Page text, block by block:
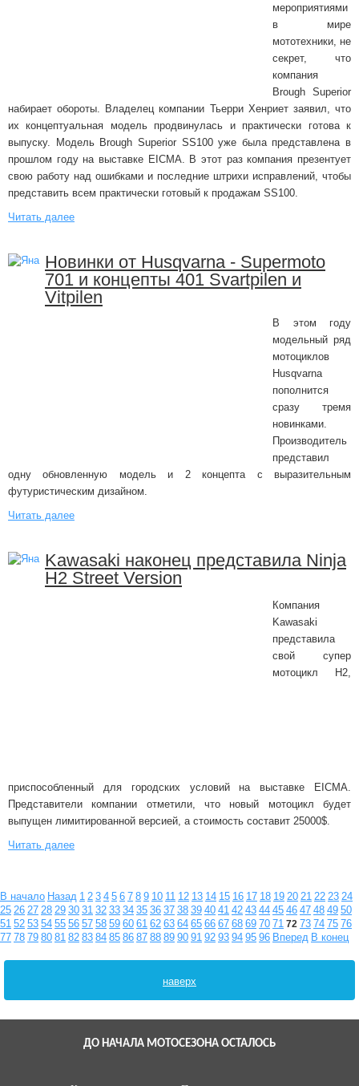
мероприятиями
в мире
мототехники, не
секрет, что
компания
Brough Superior
набирает обороты. Владелец компании Тьерри Хенриет заявил, что
их концептуальная модель продвинулась и практически готова к
выпуску. Модель Brough Superior SS100 уже была представлена в
прошлом году на выставке EICMA. В этот раз компания презентует
свою работу над ошибками и последние штрихи исправлений, чтобы
представить всем практически готовый к продажам SS100.
Читать далее
Новинки от Husqvarna - Supermoto
701 и концепты 401 Svartpilen и
Vitpilen
В этом году
модельный ряд
мотоциклов
Husqvarna
пополнится
сразу тремя
новинками.
Производитель
представил
одну обновленную модель и 2 концепта с выразительным
футуристическим дизайном.
Читать далее
Kawasaki наконец представила Ninja
H2 Street Version
Компания
Kawasaki
представила
свой супер
мотоцикл H2,
приспособленный для городских условий на выставке EICMA.
Представители компании отметили, что новый мотоцикл будет
выпущен лимитированной версией, а стоимость составит 25000$.
Читать далее
В начало Назад 1 2 3 4 5 6 7 8 9 10 11 12 13 14 15 16 17 18 19 20 21 22 23 24
25 26 27 28 29 30 31 32 33 34 35 36 37 38 39 40 41 42 43 44 45 46 47 48 49 50
51 52 53 54 55 56 57 58 59 60 61 62 63 64 65 66 67 68 69 70 71 72 73 74 75 76
77 78 79 80 81 82 83 84 85 86 87 88 89 90 91 92 93 94 95 96 Вперед В конец
наверх
ДО НАЧАЛА МОТОСЕЗОНА ОСТАЛОСЬ